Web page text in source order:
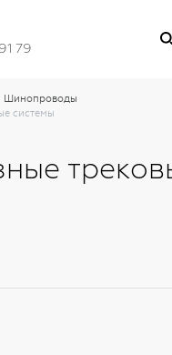
79
Шинопроводы
системы